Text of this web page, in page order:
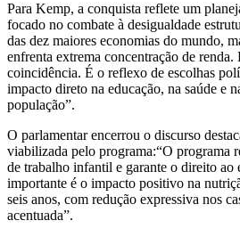
Para Kemp, a conquista reflete um
focado no combate à desigualdade
das dez maiores economias do mundo,
enfrenta extrema concentração de renda.
coincidência. É o reflexo de escolhas
impacto direto na educação, na saúde e
população”.
O parlamentar encerrou o discurso
viabilizada pelo programa:“O programa
de trabalho infantil e garante o direito ao
importante é o impacto positivo na
seis anos, com redução expressiva nos
acentuada”.